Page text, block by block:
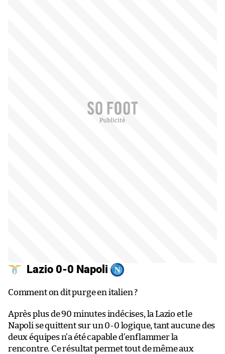
Lazio 0-0 Napoli
Comment on dit purge en italien ?
Après plus de 90 minutes indécises, la Lazio et le
Napoli se quittent sur un 0-0 logique, tant aucune des
deux équipes n’a été capable d’enflammer la
rencontre. Ce résultat permet tout de même aux